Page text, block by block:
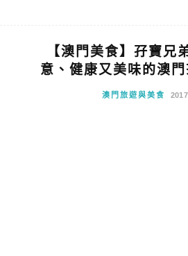
【澳門美食】孖寶兄
意、健康又美味的澳
澳門旅遊與美食